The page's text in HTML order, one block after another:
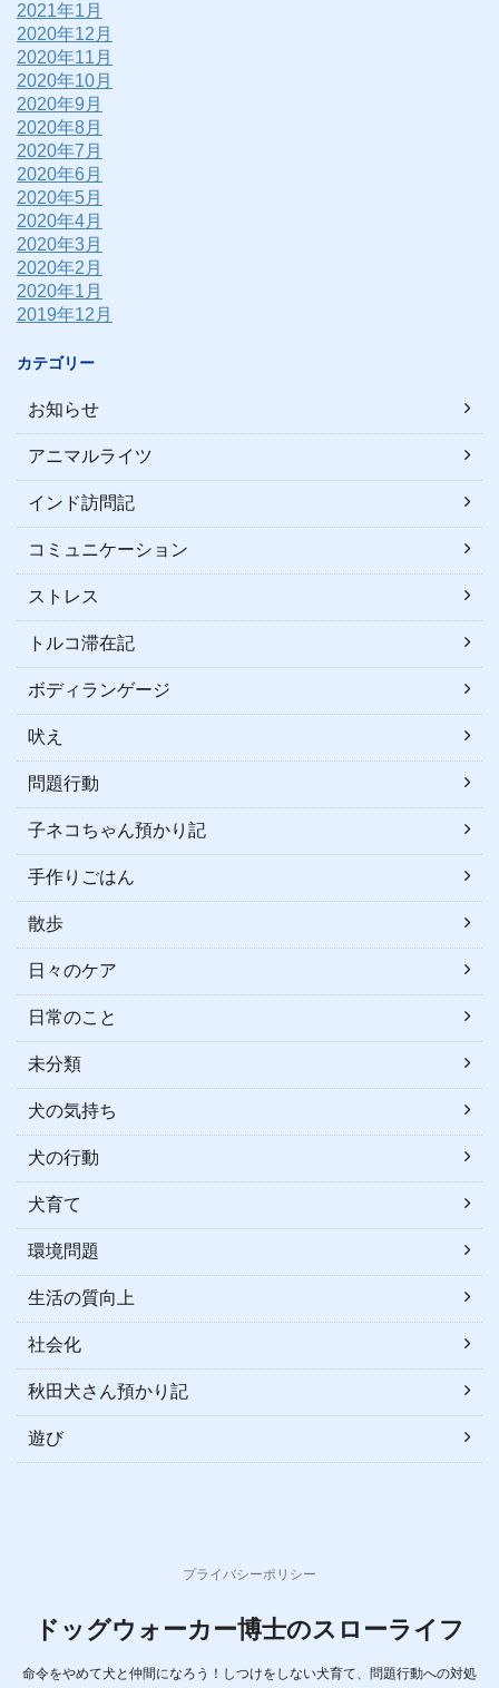
2021年1月
2020年12月
2020年11月
2020年10月
2020年9月
2020年8月
2020年7月
2020年6月
2020年5月
2020年4月
2020年3月
2020年2月
2020年1月
2019年12月
カテゴリー
お知らせ
アニマルライツ
インド訪問記
コミュニケーション
ストレス
トルコ滞在記
ボディランゲージ
吠え
問題行動
子ネコちゃん預かり記
手作りごはん
散歩
日々のケア
日常のこと
未分類
犬の気持ち
犬の行動
犬育て
環境問題
生活の質向上
社会化
秋田犬さん預かり記
遊び
プライバシーポリシー
ドッグウォーカー博士のスローライフ
命令をやめて犬と仲間になろう！しつけをしない犬育て、問題行動への対処